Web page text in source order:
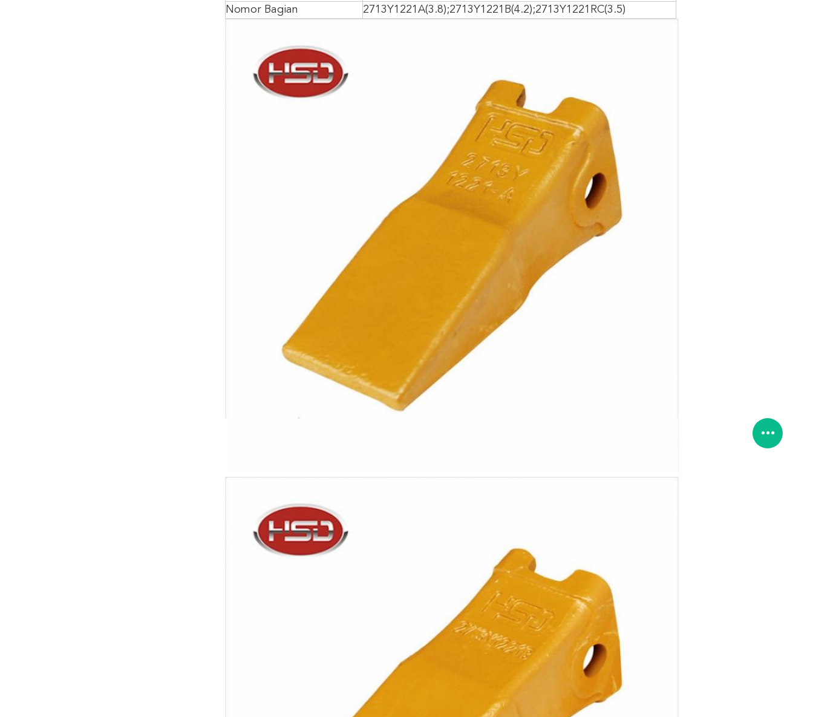
Nomor Bagian
2713Y1221A(3.8);2713Y1221B(4.2);2713Y1221RC(3.5)